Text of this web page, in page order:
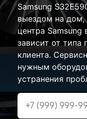
Samsung
выездом на дом,
центра Samsung
зависит от
клиента.
нужным
устранения